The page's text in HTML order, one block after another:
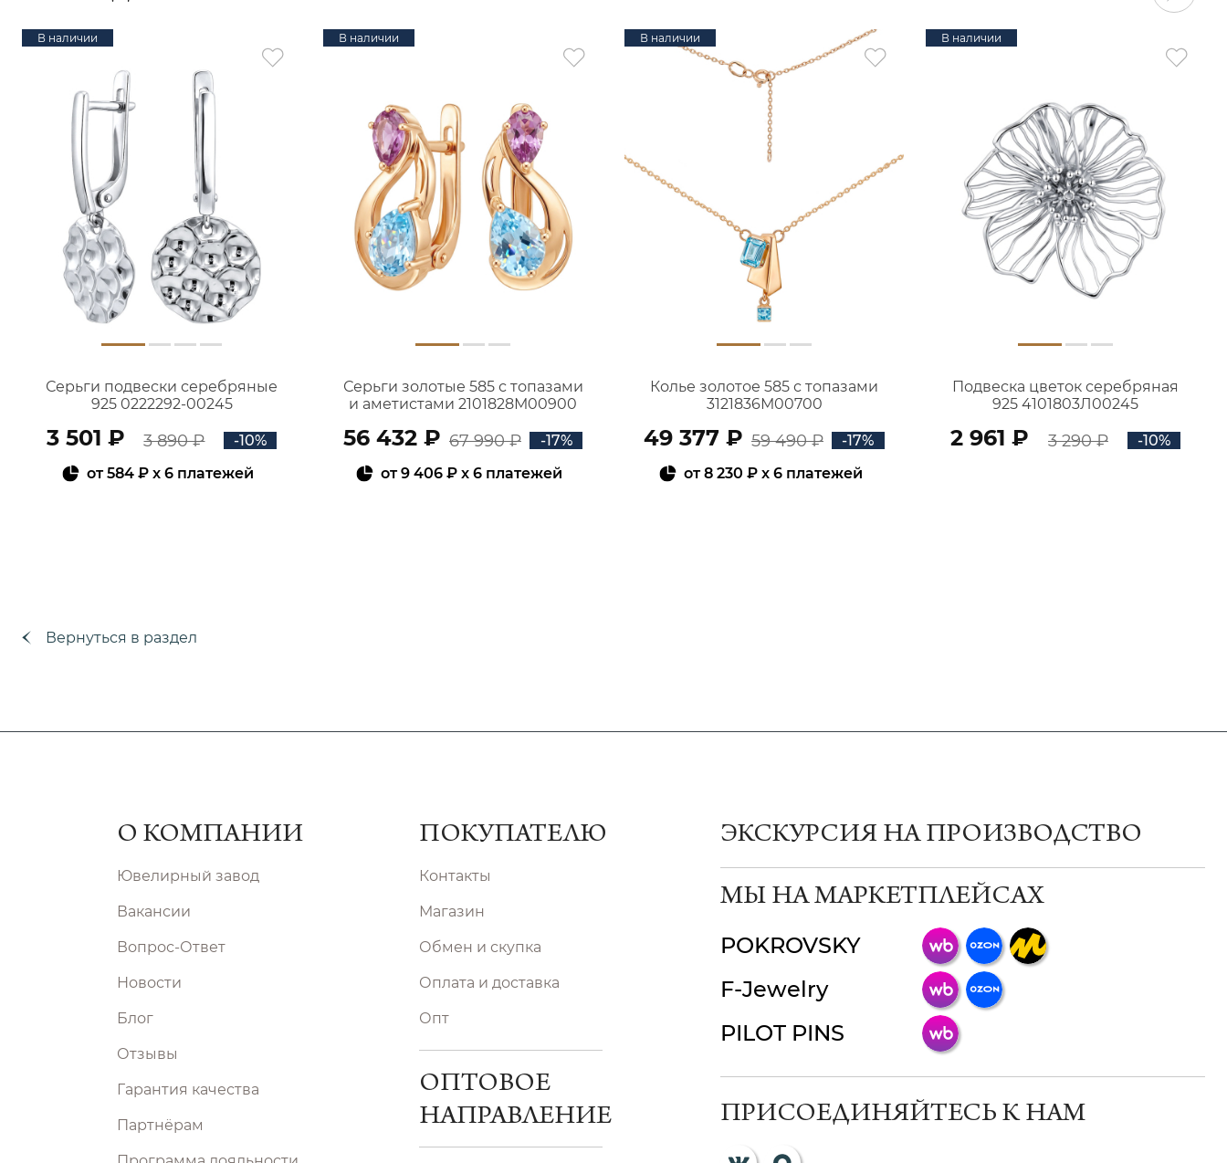
В наличии
Серьги подвески серебряные
925 0222292-00245
3 501 ₽ 3 890 ₽
-10%
от584 ₽ x 6 платежей
В наличии
Серьги золотые 585 с топазами
и аметистами 2101828М00900
56 432 ₽ 67 990 ₽
-17%
от9 406 ₽ x 6 платежей
В наличии
Колье золотое 585 с топазами
3121836М00700
49 377 ₽ 59 490 ₽
-17%
от8 230 ₽x 6 платежей
В наличии
Подвеска цветок серебряная
925 4101803Л00245
2 961 ₽ 3 290 ₽ -10%
Вернуться в раздел
О КОМПАНИИ
Ювелирный завод
Вакансии
Вопрос-Ответ
Новости
Блог
Отзывы
Гарантия качества
Партнёрам
ПОКУПАТЕЛЮ
Контакты
Магазин
Обмен и скупка
Оплата и доставка
Опт
ОПТОВОЕ
НАПРАВЛЕНИЕ
ЭКСКУРСИЯ НА ПРОИЗВОДСТВО
МЫ НА МАРКЕТПЛЕЙСАХ
POKROVSKY
F-Jewelry
PILOT PINS
ПРИСОЕДИНЯЙТЕСЬ К НАМ
ChatApp
мессенджер!